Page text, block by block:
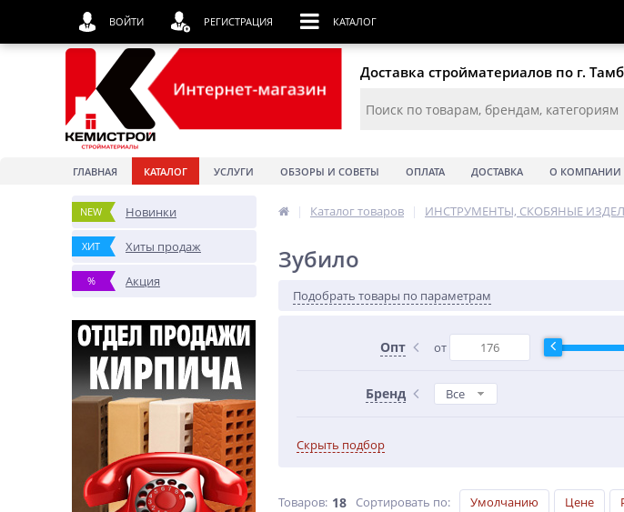
Доставка стройматериалов по г.
ГЛАВНАЯ КАТАЛОГ УСЛУГИ ОБЗОРЫ И СОВЕТЫ ОПЛАТА ДОСТАВКА О КОМПАНИИ
NEW Новинки
ХИТ Хиты продаж
% Акция
| Каталог товаров | ИНСТРУМЕНТЫ, СКОБЯНЫЕ
Зубило
Подобрать товары по параметрам
Опт от
Бренд Все
Скрыть подбор
Товаров: 18 Сортировать по: Умолчанию Цене
ВОЙТИ РЕГИСТРАЦИЯ КАТАЛОГ